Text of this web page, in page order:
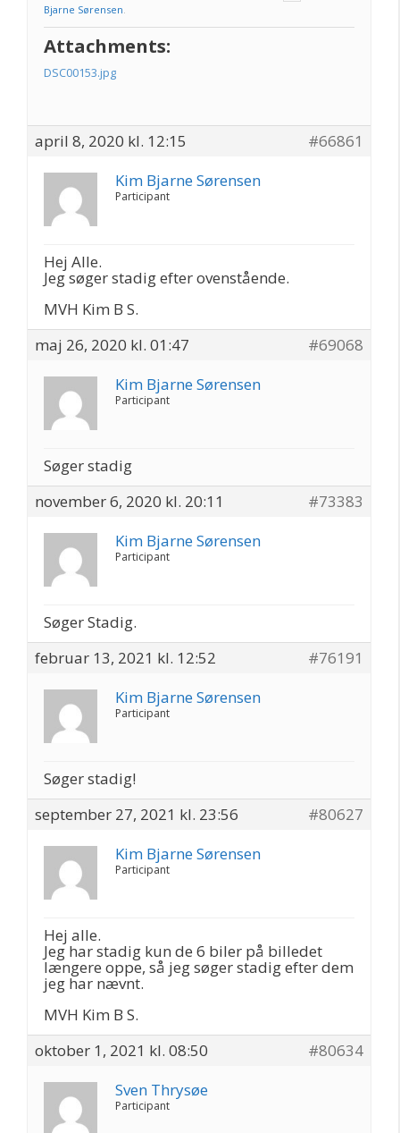
Bjarne Sørensen.
Attachments:
DSC00153.jpg
april 8, 2020 kl. 12:15
#66861
Kim Bjarne Sørensen
Participant
Hej Alle.
Jeg søger stadig efter ovenstående.
MVH Kim B S.
maj 26, 2020 kl. 01:47
#69068
Kim Bjarne Sørensen
Participant
Søger stadig
november 6, 2020 kl. 20:11
#73383
Kim Bjarne Sørensen
Participant
Søger Stadig.
februar 13, 2021 kl. 12:52
#76191
Kim Bjarne Sørensen
Participant
Søger stadig!
september 27, 2021 kl. 23:56
#80627
Kim Bjarne Sørensen
Participant
Hej alle.
Jeg har stadig kun de 6 biler på billedet
længere oppe, så jeg søger stadig efter dem
jeg har nævnt.
MVH Kim B S.
oktober 1, 2021 kl. 08:50
#80634
Sven Thrysøe
Participant